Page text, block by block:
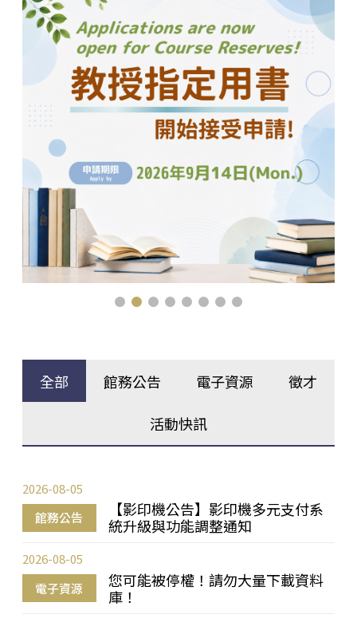
全部 館務公告 電子資源 徵才
活動快訊
館務公告
【影印機公告】影印機多元支付系
統升級與功能調整通知
2026-08-05
電子資源
您可能被停權！請勿大量下載資料
庫！
2026-08-05